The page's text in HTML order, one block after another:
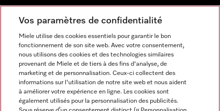
Langue
FRANÇAIS
Miele sur Facebook
Miele sur Youtube
Miele sur Instagram
Miele sur Pinterest
Vos paramètres de confidentialité
Miele utilise des cookies essentiels pour garantir le bon
fonctionnement de son site web. Avec votre consentement,
nous utilisons des cookies et des technologies similaires
provenant de Miele et de tiers à des fins d'analyse, de
marketing et de personnalisation. Ceux-ci collectent des
informations sur l'utilisation de notre site web et nous aident
à améliorer votre expérience en ligne. Les cookies sont
également utilisés pour la personnalisation des publicités.